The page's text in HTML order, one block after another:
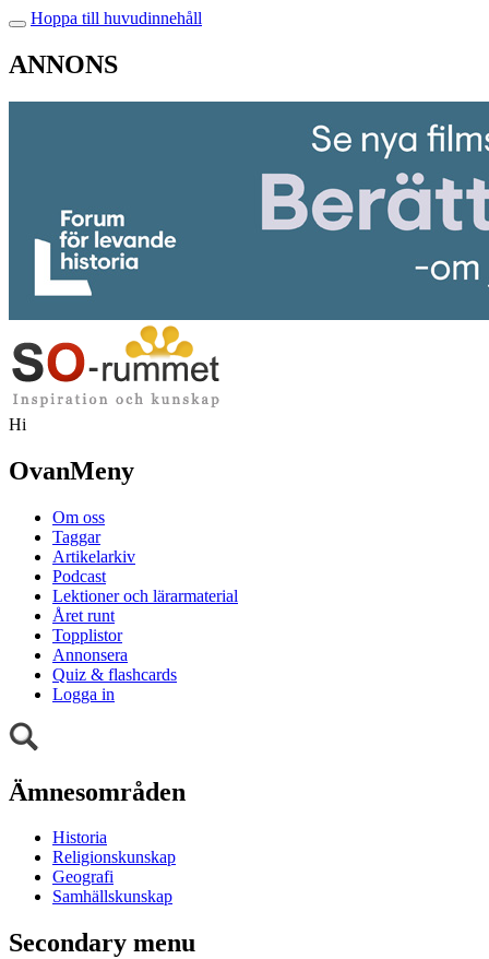
Hoppa till huvudinnehåll
ANNONS
Hi
OvanMeny
Om oss
Taggar
Artikelarkiv
Podcast
Lektioner och lärarmaterial
Året runt
Topplistor
Annonsera
Quiz & flashcards
Logga in
Ämnesområden
Historia
Religionskunskap
Geografi
Samhällskunskap
Secondary menu